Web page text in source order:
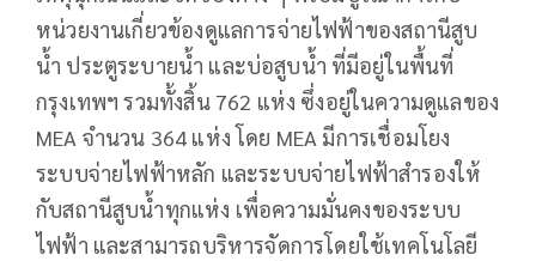
หน่วยงานเกี่ยวข้องดูแลการจ่ายไฟฟ้าของสถานีสูบ
น้ำ ประตูระบายน้ำ และบ่อสูบน้ำ ที่มีอยู่ในพื้นที่
กรุงเทพฯ รวมทั้งสิ้น 762 แห่ง ซึ่งอยู่ในความดูแลของ
MEA จำนวน 364 แห่ง โดย MEA มีการเชื่อมโยง
ระบบจ่ายไฟฟ้าหลัก และระบบจ่ายไฟฟ้าสำรองให้
กับสถานีสูบน้ำทุกแห่ง เพื่อความมั่นคงของระบบ
ไฟฟ้า และสามารถบริหารจัดการโดยใช้เทคโนโลยี